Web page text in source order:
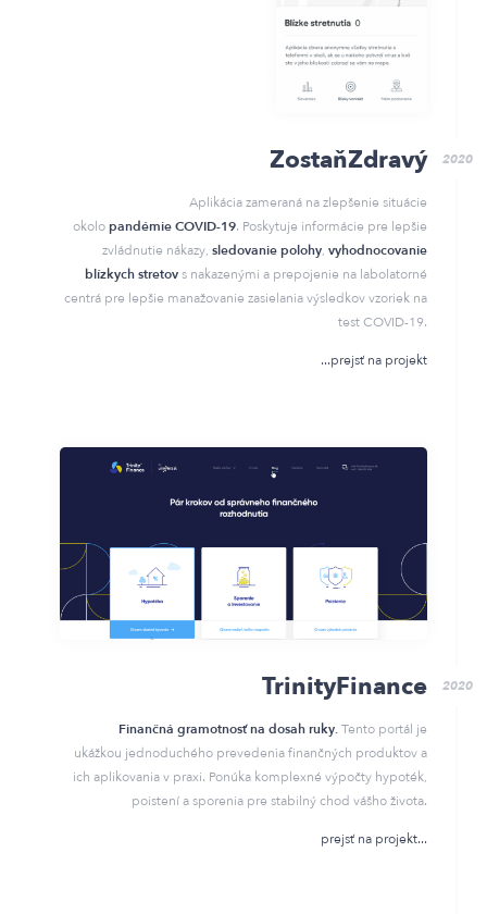
2020
ZostaňZdravý
Aplikácia zameraná na zlepšenie situácie
okolopandémie COVID-19. Poskytuje informácie pre lepšie
zvládnutie nákazy, sledovanie polohy, vyhodnocovanie
blízkych stretov s nakazenými a prepojenie na labolatorné
centrá pre lepšie manažovanie zasielania výsledkov vzoriek na
test COVID-19.
prejsť na projekt
2020
TrinityFinance
Finančná gramotnosť na dosah ruky.Tento portál je
ukážkou jednoduchého prevedenia finančných produktov a
ich aplikovania v praxi. Ponúka komplexné výpočty hypoték,
poistení a sporenia pre stabilný chod vášho života.
prejsť na projekt